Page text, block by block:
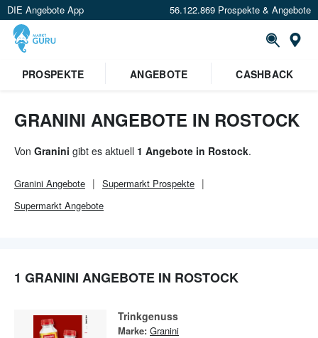
DIE Angebote App 56.122.869 Prospekte & Angebote
PROSPEKTE ANGEBOTE CASHBACK
GRANINI ANGEBOTE IN ROSTOCK
Von Granini gibt es aktuell 1 Angebote in Rostock.
Granini Angebote Supermarkt Prospekte
Supermarkt Angebote
1 GRANINI ANGEBOTE IN ROSTOCK
Trinkgenuss
Marke: Granini